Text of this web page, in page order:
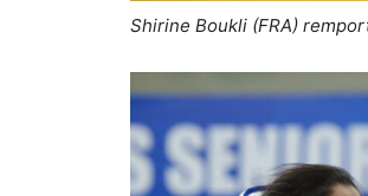
Shirine Boukli (FRA)